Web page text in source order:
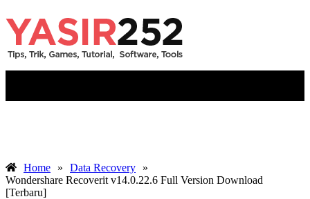
Home » Data Recovery
»
Wondershare Recoverit v14.0.22.6 Full Version Download
[Terbaru]